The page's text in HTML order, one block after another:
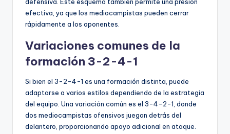
efectiva, ya que los mediocampistas pueden cerrar
rápidamente a los oponentes.
Variaciones comunes de la
formación 3-2-4-1
Si bien el 3-2-4-1 es una formación distinta, puede
adaptarse a varios estilos dependiendo de la estrategia
del equipo. Una variación común es el 3-4-2-1, donde
dos mediocampistas ofensivos juegan detrás del
delantero, proporcionando apoyo adicional en ataque.